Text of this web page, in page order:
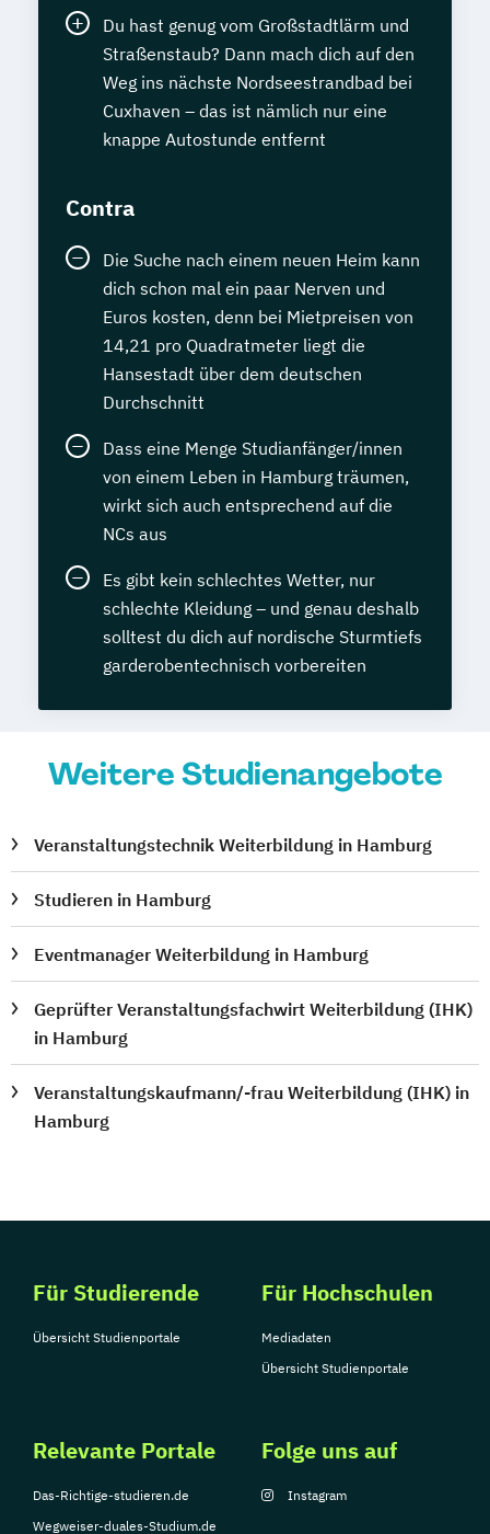
Du hast genug vom Großstadtlärm und
Straßenstaub? Dann mach dich auf den
Weg ins nächste Nordseestrandbad bei
Cuxhaven – das ist nämlich nur eine
knappe Autostunde entfernt
Contra
Die Suche nach einem neuen Heim kann
dich schon mal ein paar Nerven und
Euros kosten, denn bei Mietpreisen von
14,21 pro Quadratmeter liegt die
Hansestadt über dem deutschen
Durchschnitt
Dass eine Menge Studianfänger/innen
von einem Leben in Hamburg träumen,
wirkt sich auch entsprechend auf die
NCs aus
Es gibt kein schlechtes Wetter, nur
schlechte Kleidung – und genau deshalb
solltest du dich auf nordische Sturmtiefs
garderobentechnisch vorbereiten
Weitere Studienangebote
Veranstaltungstechnik Weiterbildung in Hamburg
Studieren in Hamburg
Eventmanager Weiterbildung in Hamburg
Geprüfter Veranstaltungsfachwirt Weiterbildung (IHK)
in Hamburg
Veranstaltungskaufmann/-frau Weiterbildung (IHK) in
Hamburg
Für Studierende
Übersicht Studienportale
Für Hochschulen
Mediadaten
Übersicht Studienportale
Relevante Portale
Das-Richtige-studieren.de
Wegweiser-duales-Studium.de
Folge uns auf
Instagram